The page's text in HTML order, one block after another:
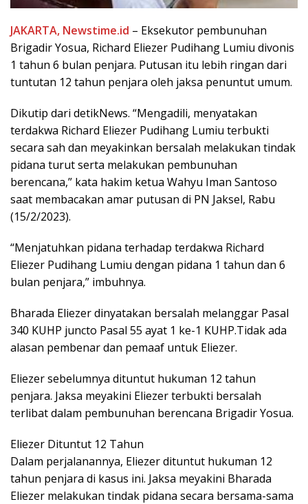
JAKARTA, Newstime.id – Eksekutor pembunuhan
Brigadir Yosua, Richard Eliezer Pudihang Lumiu divonis
1 tahun 6 bulan penjara. Putusan itu lebih ringan dari
tuntutan 12 tahun penjara oleh jaksa penuntut umum.
Dikutip dari detikNews. “Mengadili, menyatakan
terdakwa Richard Eliezer Pudihang Lumiu terbukti
secara sah dan meyakinkan bersalah melakukan tindak
pidana turut serta melakukan pembunuhan
berencana,” kata hakim ketua Wahyu Iman Santoso
saat membacakan amar putusan di PN Jaksel, Rabu
(15/2/2023).
“Menjatuhkan pidana terhadap terdakwa Richard
Eliezer Pudihang Lumiu dengan pidana 1 tahun dan 6
bulan penjara,” imbuhnya.
Bharada Eliezer dinyatakan bersalah melanggar Pasal
340 KUHP juncto Pasal 55 ayat 1 ke-1 KUHP.Tidak ada
alasan pembenar dan pemaaf untuk Eliezer.
Eliezer sebelumnya dituntut hukuman 12 tahun
penjara. Jaksa meyakini Eliezer terbukti bersalah
terlibat dalam pembunuhan berencana Brigadir Yosua.
Eliezer Dituntut 12 Tahun
Dalam perjalanannya, Eliezer dituntut hukuman 12
tahun penjara di kasus ini. Jaksa meyakini Bharada
Eliezer melakukan tindak pidana secara bersama-sama